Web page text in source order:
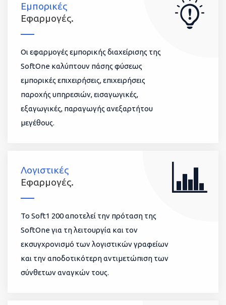
Εμπορικές
Εφαρμογές.
Οι εφαρμογές εμπορικής διαχείρισης της
SoftOne καλύπτουν πάσης φύσεως
εμπορικές επιχειρήσεις, επιχειρήσεις
παροχής υπηρεσιών, εισαγωγικές,
εξαγωγικές, παραγωγής ανεξαρτήτου
μεγέθους.
Λογιστικές
Εφαρμογές.
To Soft1 200 αποτελεί την πρόταση της
SoftOne για τη λειτουργία και τον
εκσυγχρονισμό των λογιστικών γραφείων
και την αποδοτικότερη αντιμετώπιση των
σύνθετων αναγκών τους.